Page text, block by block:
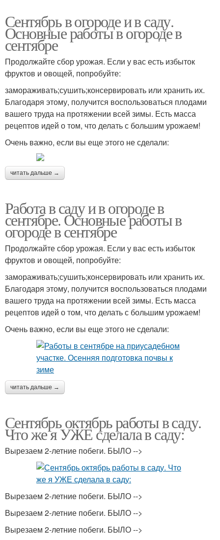
Сентябрь в огороде и в саду.
Основные работы в огороде в
сентябре
Продолжайте сбор урожая. Если у вас есть избыток
фруктов и овощей, попробуйте:
замораживать;сушить;консервировать или хранить их.
Благодаря этому, получится воспользоваться плодами
вашего труда на протяжении всей зимы. Есть масса
рецептов идей о том, что делать с большим урожаем!
Очень важно, если вы еще этого не сделали:
читать дальше →
Работа в саду и в огороде в
сентябре. Основные работы в
огороде в сентябре
Продолжайте сбор урожая. Если у вас есть избыток
фруктов и овощей, попробуйте:
замораживать;сушить;консервировать или хранить их.
Благодаря этому, получится воспользоваться плодами
вашего труда на протяжении всей зимы. Есть масса
рецептов идей о том, что делать с большим урожаем!
Очень важно, если вы еще этого не сделали:
читать дальше →
Сентябрь октябрь работы в саду.
Что же я УЖЕ сделала в саду:
Вырезаем 2-летние побеги. БЫЛО -->
Вырезаем 2-летние побеги. БЫЛО -->
Вырезаем 2-летние побеги. БЫЛО -->
Вырезаем 2-летние побеги. БЫЛО -->